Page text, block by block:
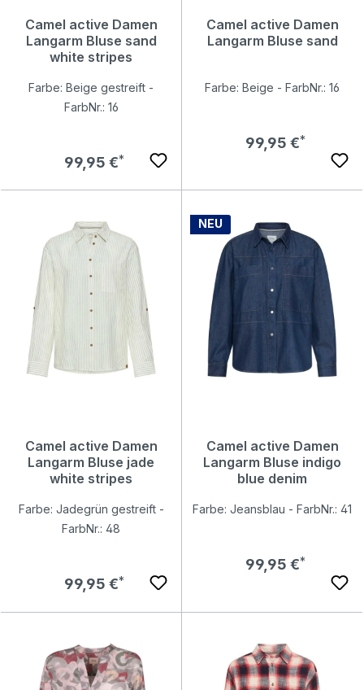
Camel active Damen
Langarm Bluse sand
white stripes
Farbe: Beige gestreift -
FarbNr.: 16
Regulärer Preis:
99,95 €
Camel active Damen
Langarm Bluse sand
Farbe: Beige - FarbNr.: 16
Regulärer Preis:
99,95 €
Camel active Damen
Langarm Bluse jade
white stripes
Farbe: Jadegrün gestreift -
FarbNr.: 48
Regulärer Preis:
99,95 €
NEU
Camel active Damen
Langarm Bluse indigo
blue denim
Farbe: Jeansblau - FarbNr.: 41
Regulärer Preis:
99,95 €